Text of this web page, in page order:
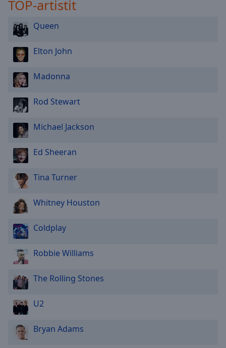
TOP-artistit
Queen
Elton John
Madonna
Rod Stewart
Michael Jackson
Ed Sheeran
Tina Turner
Whitney Houston
Coldplay
Robbie Williams
The Rolling Stones
U2
Bryan Adams